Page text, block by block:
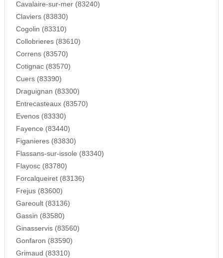
Cavalaire-sur-mer (83240)
Claviers (83830)
Cogolin (83310)
Collobrieres (83610)
Correns (83570)
Cotignac (83570)
Cuers (83390)
Draguignan (83300)
Entrecasteaux (83570)
Evenos (83330)
Fayence (83440)
Figanieres (83830)
Flassans-sur-issole (83340)
Flayosc (83780)
Forcalqueiret (83136)
Frejus (83600)
Gareoult (83136)
Gassin (83580)
Ginasservis (83560)
Gonfaron (83590)
Grimaud (83310)